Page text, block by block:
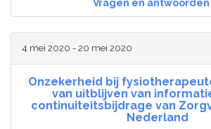
Vragen en antwoorden
4 mei 2020 - 20 mei 2020
Onzekerheid bij
van uitblijven van
continuiteitsbijdrage van
Nederland